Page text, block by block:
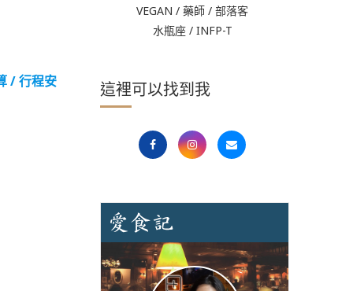
/ 行程安
VEGAN / 藥師 / 部落客
水瓶座 / INFP-T
這裡可以找到我